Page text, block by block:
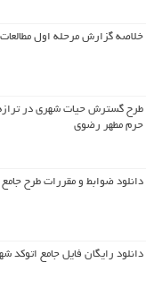
خلاصه گزارش مرحله اول
طرح گسترش حیات شهري در
حرم مطهر رضوي
دانلود ضوابط و مقررات طرح
دانلود رایگان فایل جامع اتوکد